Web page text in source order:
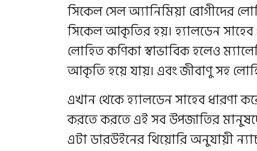
সিকেল সেল অ্যানিমিয়া রোগীদের
সিকেল আকৃতির হয়। হ্যালডেন সাহেব
লোহিত কণিকা স্বাভাবিক হলেও
আকৃতি হয়ে যায়। এবং জীবাণু সহ
এখান থেকে হ্যালডেন সাহেব ধারণা
করতে করতে এই সব উপজাতির
এটা ডারউইনের থিয়োরি অনুযায়ী